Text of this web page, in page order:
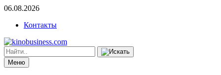
06.08.2026
Контакты
Меню